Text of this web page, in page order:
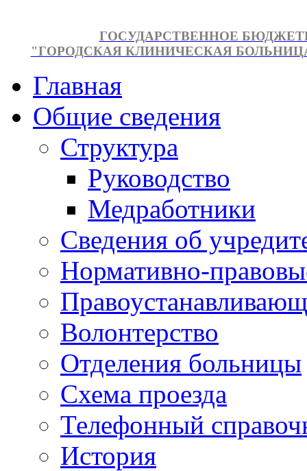
ГОСУДАРСТВЕННОЕ
"ГОРОДСКАЯ КЛИНИЧЕСКАЯ
Главная
Общие сведения
Структура
Руководство
Медработники
Сведения об
Нормативно-
Волонтерство
Отделения больницы
Схема проезда
Телефонный
История